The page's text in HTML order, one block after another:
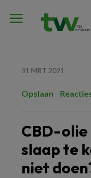
31 MRT 2021
Opslaan
CBD-olie
slaap te
niet